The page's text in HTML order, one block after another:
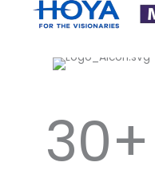
30+